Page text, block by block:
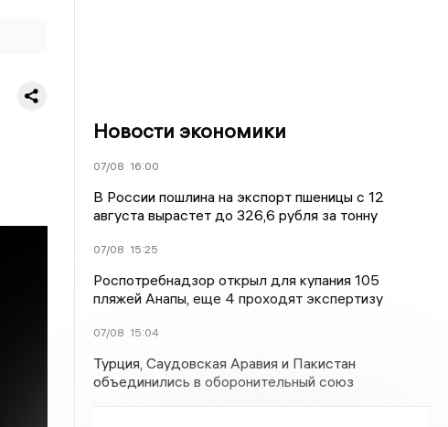
Новости экономики
07/08 16:00
В России пошлина на экспорт пшеницы с 12
августа вырастет до 326,6 рубля за тонну
07/08 15:25
Роспотребнадзор открыл для купания 105
пляжей Анапы, еще 4 проходят экспертизу
07/08 15:04
Турция, Саудовская Аравия и Пакистан
объединились в оборонительный союз